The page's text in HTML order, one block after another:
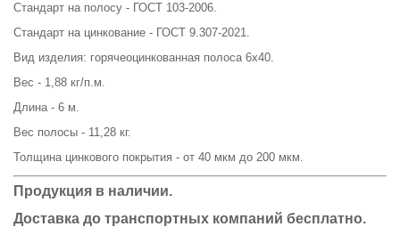
Стандарт на полосу - ГОСТ 103-2006.
Стандарт на цинкование - ГОСТ 9.307-2021.
Вид изделия: горячеоцинкованная полоса 6х40.
Вес - 1,88 кг/п.м.
Длина - 6 м.
Вес полосы - 11,28 кг.
Толщина цинкового покрытия - от 40 мкм до 200 мкм.
Продукция в наличии.
Доставка до транспортных компаний бесплатно.